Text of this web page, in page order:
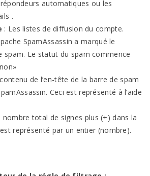
automatiques ou les
.
: Les listes de diffusion du compte.
SpamAssassin a marqué le
spam. Le statut du spam commence
de l’en-tête de la barre de spam
Ceci est représenté à l’aide
nombre total de signes plus (+) dans la
représenté par un entier (nombre).